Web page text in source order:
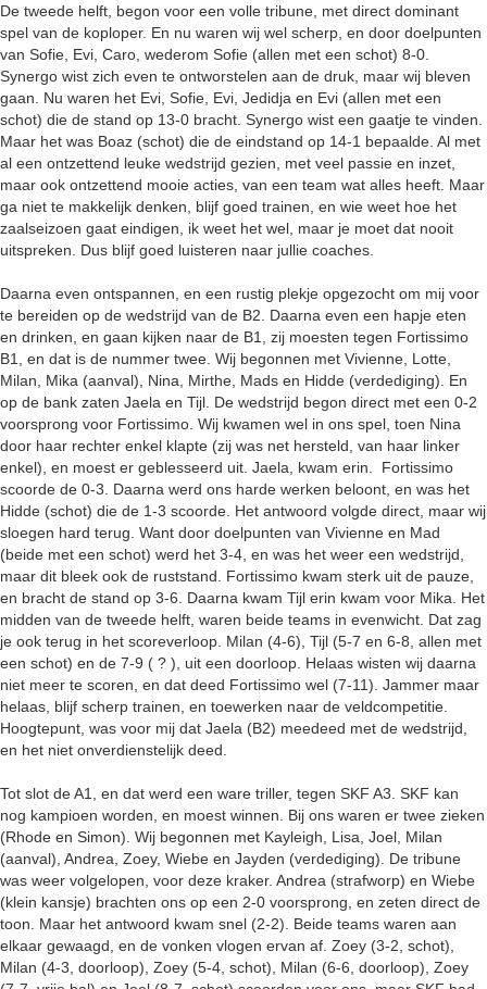
De tweede helft, begon voor een volle tribune, met direct dominant
spel van de koploper. En nu waren wij wel scherp, en door doelpunten
van Sofie, Evi, Caro, wederom Sofie (allen met een schot) 8-0.
Synergo wist zich even te ontworstelen aan de druk, maar wij bleven
gaan. Nu waren het Evi, Sofie, Evi, Jedidja en Evi (allen met een
schot) die de stand op 13-0 bracht. Synergo wist een gaatje te vinden.
Maar het was Boaz (schot) die de eindstand op 14-1 bepaalde. Al met
al een ontzettend leuke wedstrijd gezien, met veel passie en inzet,
maar ook ontzettend mooie acties, van een team wat alles heeft. Maar
ga niet te makkelijk denken, blijf goed trainen, en wie weet hoe het
zaalseizoen gaat eindigen, ik weet het wel, maar je moet dat nooit
uitspreken. Dus blijf goed luisteren naar jullie coaches.
Daarna even ontspannen, en een rustig plekje opgezocht om mij voor
te bereiden op de wedstrijd van de B2. Daarna even een hapje eten
en drinken, en gaan kijken naar de B1, zij moesten tegen Fortissimo
B1, en dat is de nummer twee. Wij begonnen met Vivienne, Lotte,
Milan, Mika (aanval), Nina, Mirthe, Mads en Hidde (verdediging). En
op de bank zaten Jaela en Tijl. De wedstrijd begon direct met een 0-2
voorsprong voor Fortissimo. Wij kwamen wel in ons spel, toen Nina
door haar rechter enkel klapte (zij was net hersteld, van haar linker
enkel), en moest er geblesseerd uit. Jaela, kwam erin. Fortissimo
scoorde de 0-3. Daarna werd ons harde werken beloont, en was het
Hidde (schot) die de 1-3 scoorde. Het antwoord volgde direct, maar wij
sloegen hard terug. Want door doelpunten van Vivienne en Mad
(beide met een schot) werd het 3-4, en was het weer een wedstrijd,
maar dit bleek ook de ruststand. Fortissimo kwam sterk uit de pauze,
en bracht de stand op 3-6. Daarna kwam Tijl erin kwam voor Mika. Het
midden van de tweede helft, waren beide teams in evenwicht. Dat zag
je ook terug in het scoreverloop. Milan (4-6), Tijl (5-7 en 6-8, allen met
een schot) en de 7-9 ( ? ), uit een doorloop. Helaas wisten wij daarna
niet meer te scoren, en dat deed Fortissimo wel (7-11). Jammer maar
helaas, blijf scherp trainen, en toewerken naar de veldcompetitie.
Hoogtepunt, was voor mij dat Jaela (B2) meedeed met de wedstrijd,
en het niet onverdienstelijk deed.
Tot slot de A1, en dat werd een ware triller, tegen SKF A3. SKF kan
nog kampioen worden, en moest winnen. Bij ons waren er twee zieken
(Rhode en Simon). Wij begonnen met Kayleigh, Lisa, Joel, Milan
(aanval), Andrea, Zoey, Wiebe en Jayden (verdediging). De tribune
was weer volgelopen, voor deze kraker. Andrea (strafworp) en Wiebe
(klein kansje) brachten ons op een 2-0 voorsprong, en zeten direct de
toon. Maar het antwoord kwam snel (2-2). Beide teams waren aan
elkaar gewaagd, en de vonken vlogen ervan af. Zoey (3-2, schot),
Milan (4-3, doorloop), Zoey (5-4, schot), Milan (6-6, doorloop), Zoey